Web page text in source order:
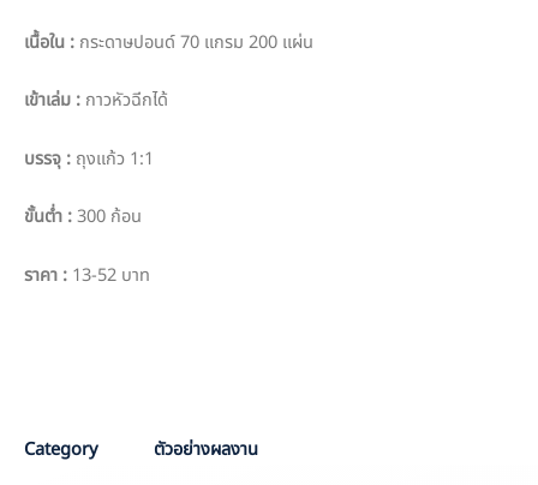
เนื้อใน : กระดาษปอนด์ 70 แกรม 200 แผ่น
เข้าเล่ม : กาวหัวฉีกได้
บรรจุ : ถุงแก้ว 1:1
ขั้นต่ำ :300 ก้อน
ราคา : 13-52 บาท
Category ตัวอย่างผลงาน